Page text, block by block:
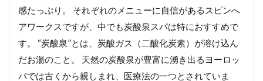
感たっぷり。 それぞれのメニューに自信があるスピンへ
アワークスですが、中でも炭酸泉スパは特におすすめで
す。 “炭酸泉”とは、炭酸ガス（二酸化炭素）が溶け込ん
だお湯のこと。 天然の炭酸泉が豊富に湧き出るヨーロッ
パでは古くから親しまれ、医療法の一つとされていま